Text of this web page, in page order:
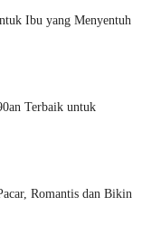
Ibu yang Menyentuh
Terbaik untuk
Romantis dan Bikin